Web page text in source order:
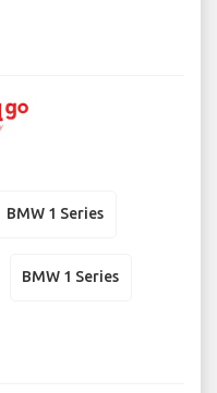
BMW 1 Series
BMW 1 Series